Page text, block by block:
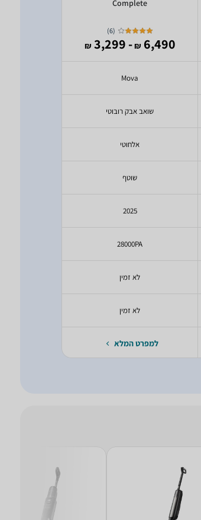
Complete
(
6
)
6,490
₪
- 3,299
₪
Mova
שואב אבק רובוטי
אלחוטי
שוטף
2025
28000PA
לא זמין
לא זמין
למפרט המלא